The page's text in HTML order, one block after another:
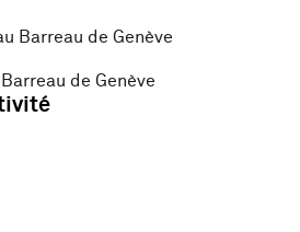
Barreau de Genève
de Genève